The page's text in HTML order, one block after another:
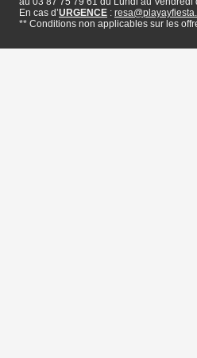
En cas d’URGENCE :
** Conditions non applicables sur les